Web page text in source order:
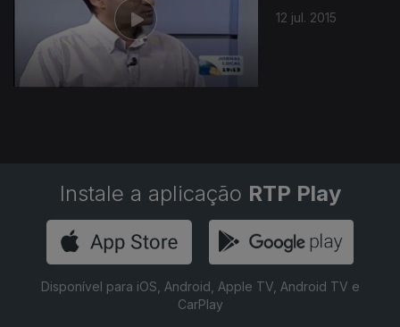
12 jul. 2015
Instale a aplicação RTP Play
Disponível para iOS, Android, Apple TV, Android TV e
CarPlay